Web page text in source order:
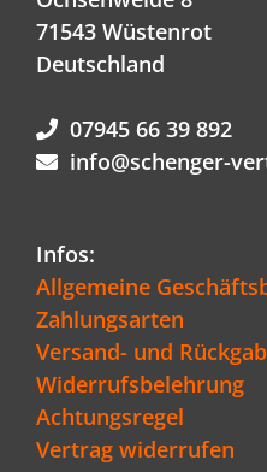
71543 Wüstenrot
Deutschland
07945 66 39 892
info@schenger-
Infos:
Allgemeine
Zahlungsarten
Versand- und
Widerrufsbelehrung
Achtungsregel
Vertrag widerrufen